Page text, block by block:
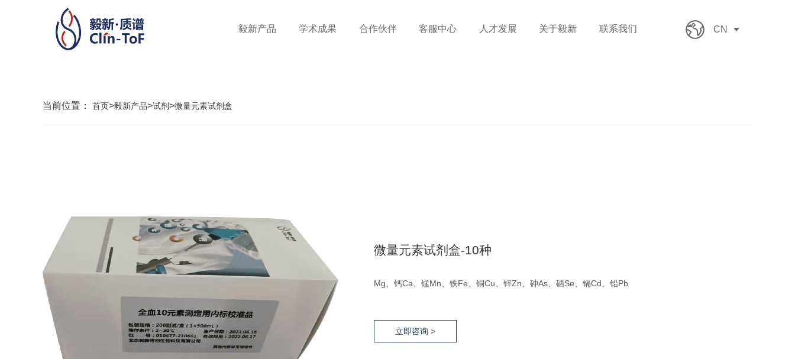
毅新产品 学术成果 合作伙伴 客服中心 人才发展 关于毅新 联系我们 CN
当前位置： 首页>毅新产品>试剂>微量元素试剂盒
微量元素试剂盒-10种
Mg、钙Ca、锰Mn、铁Fe、铜Cu、锌Zn、砷As、硒Se、镉Cd、铅Pb
立即咨询 >